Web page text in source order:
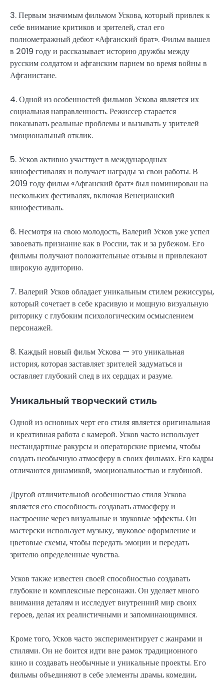
3. Первым значимым фильмом Ускова, который привлек к
себе внимание критиков и зрителей, стал его
полнометражный дебют «Афганский брат». Фильм вышел
в 2019 году и рассказывает историю дружбы между
русским солдатом и афганским парнем во время войны в
Афганистане.
4. Одной из особенностей фильмов Ускова является их
социальная направленность. Режиссер старается
показывать реальные проблемы и вызывать у зрителей
эмоциональный отклик.
5. Усков активно участвует в международных
кинофестивалях и получает награды за свои работы. В
2019 году фильм «Афганский брат» был номинирован на
нескольких фестивалях, включая Венецианский
кинофестиваль.
6. Несмотря на свою молодость, Валерий Усков уже успел
завоевать признание как в России, так и за рубежом. Его
фильмы получают положительные отзывы и привлекают
широкую аудиторию.
7. Валерий Усков обладает уникальным стилем режиссуры,
который сочетает в себе красивую и мощную визуальную
риторику с глубоким психологическим осмыслением
персонажей.
8. Каждый новый фильм Ускова — это уникальная
история, которая заставляет зрителей задуматься и
оставляет глубокий след в их сердцах и разуме.
Уникальный творческий стиль
Одной из основных черт его стиля является оригинальная
и креативная работа с камерой. Усков часто использует
нестандартные ракурсы и операторские приемы, чтобы
создать необычную атмосферу в своих фильмах. Его кадры
отличаются динамикой, эмоциональностью и глубиной.
Другой отличительной особенностью стиля Ускова
является его способность создавать атмосферу и
настроение через визуальные и звуковые эффекты. Он
мастерски использует музыку, звуковое оформление и
цветовые схемы, чтобы передать эмоции и передать
зрителю определенные чувства.
Усков также известен своей способностью создавать
глубокие и комплексные персонажи. Он уделяет много
внимания деталям и исследует внутренний мир своих
героев, делая их реалистичными и запоминающимися.
Кроме того, Усков часто экспериментирует с жанрами и
стилями. Он не боится идти вне рамок традиционного
кино и создавать необычные и уникальные проекты. Его
фильмы объединяют в себе элементы драмы, комедии,